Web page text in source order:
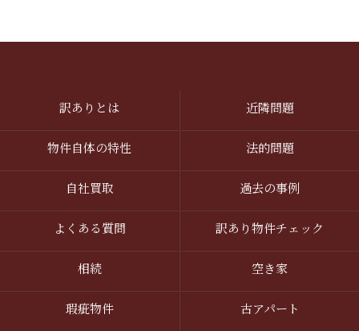
訳ありとは 近隣問題
物件自体の特性 法的問題
自社買取 過去の事例
よくある質問 訳あり物件チェック
相続 空き家
瑕疵物件 古アパート